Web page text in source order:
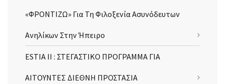
«ΦΡΟΝΤΙΖΩ» Για Τη Φιλοξενία Ασυνόδευτων
Ανηλίκων Στην Ήπειρο
ESTIA II : ΣΤΕΓΑΣΤΙΚΟ ΠΡΟΓΡΑΜΜΑ ΓΙΑ
ΑΙΤΟΥΝΤΕΣ ΔΙΕΘΝΗ ΠΡΟΣΤΑΣΙΑ